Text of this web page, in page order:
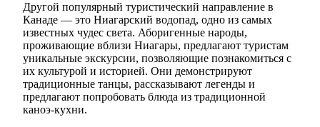
Другой популярный туристический направление в
Канаде — это Ниагарский водопад, одно из самых
известных чудес света. Аборигенные народы,
проживающие вблизи Ниагары, предлагают туристам
уникальные экскурсии, позволяющие познакомиться с
их культурой и историей. Они демонстрируют
традиционные танцы, рассказывают легенды и
предлагают попробовать блюда из традиционной
каноэ-кухни.